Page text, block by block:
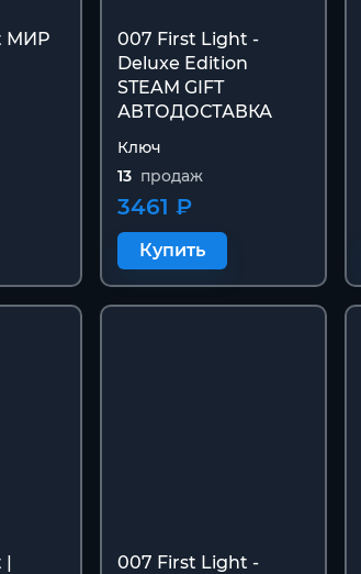
МИР
007 First Light -
Deluxe Edition
STEAM GIFT
АВТОДОСТАВКА
Ключ
13 продаж
3461 ₽
Купить
|
007 First Light -